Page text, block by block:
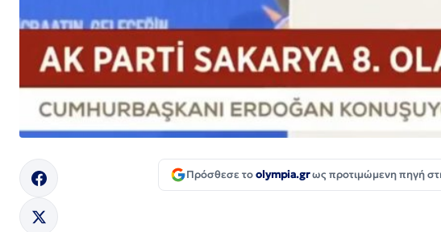
Πρόσθεσε τοolympia.grως προτιμώμενη πηγή